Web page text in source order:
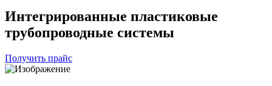
Интегрированные пластиковые
трубопроводные системы
Получить прайс